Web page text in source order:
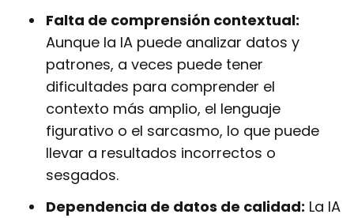
Falta de comprensión contextual:
Aunque la IA puede analizar datos y
patrones, a veces puede tener
dificultades para comprender el
contexto más amplio, el lenguaje
figurativo o el sarcasmo, lo que puede
llevar a resultados incorrectos o
sesgados.
Dependencia de datos de calidad: La IA